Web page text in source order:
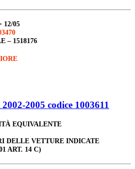
12/05
– 1518176
2005 codice 1003611
EQUIVALENTE
DELLE VETTURE INDICATE
ART. 14 C)